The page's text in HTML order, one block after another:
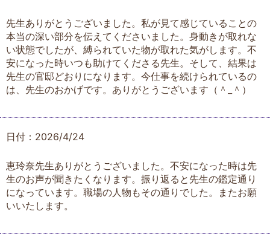
先生ありがとうございました。私が見て感じていることの
本当の深い部分を伝えてくださいました。身動きが取れな
い状態でしたが、縛られていた物が取れた気がします。不
安になった時いつも助けてくださる先生。そして、結果は
先生の官邸どおりになります。今仕事を続けられているの
は、先生のおかげです。ありがとうございます（＾_＾）
日付：2026/4/24
恵玲奈先生ありがとうございました。不安になった時は先
生のお声が聞きたくなります。振り返ると先生の鑑定通り
になっています。職場の人物もその通りでした。またお願
いいたします。